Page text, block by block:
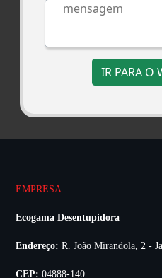
IR PARA O
EMPRESA
Ecogama Desentupidora
Endereço: R. João Mirandola, 2 -
CEP: 04888-140